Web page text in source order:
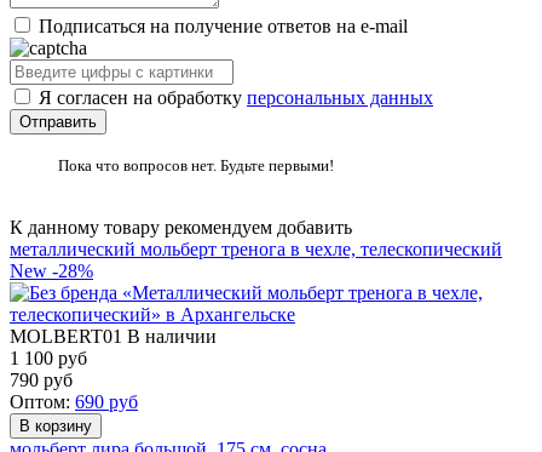
Подписаться на получение ответов на e-mail
Я согласен на обработку персональных данных
Пока что вопросов нет. Будьте первыми!
К данному товару рекомендуем добавить
металлический мольберт тренога в чехле, телескопический
New -28%
MOLBERT01 В наличии
1 100 руб
790 руб
Оптом: 690 руб